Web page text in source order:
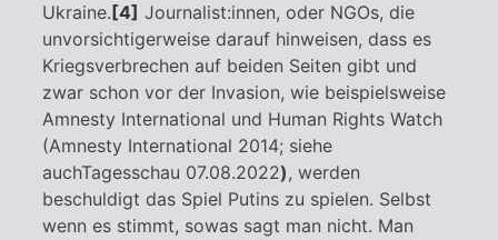
Ukraine. [4] Journalist:innen, oder NGOs, die
unvorsichtigerweise darauf hinweisen, dass es
Kriegsverbrechen auf beiden Seiten gibt und
zwar schon vor der Invasion, wie beispielsweise
Amnesty International und Human Rights Watch
(Amnesty International 2014; siehe
auchTagesschau 07.08.2022), werden
beschuldigt das Spiel Putins zu spielen. Selbst
wenn es stimmt, sowas sagt man nicht. Man